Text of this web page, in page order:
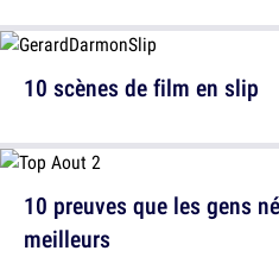
10 preuves que les gens
meilleurs
10 scènes de film en slip